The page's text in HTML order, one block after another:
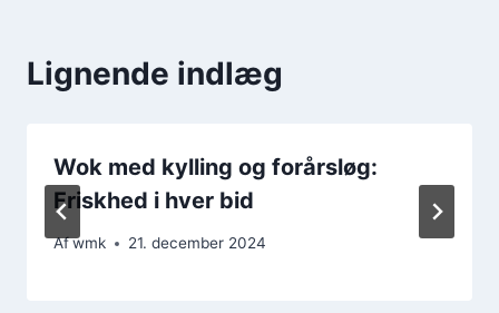
Lignende indlæg
Wok med kylling og forårsløg:
Friskhed i hver bid
Afwmk 21. december 2024